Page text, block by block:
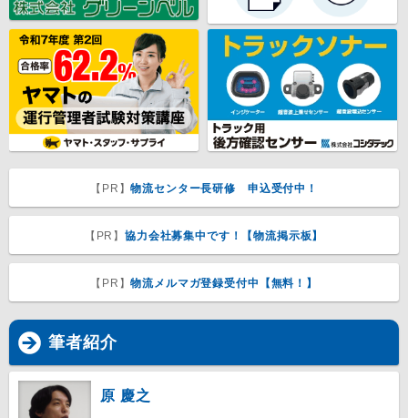
【PR】物流センター長研修 申込受付中！
【PR】協力会社募集中です！【物流掲示板】
【PR】物流メルマガ登録受付中【無料！】
筆者紹介
原 慶之